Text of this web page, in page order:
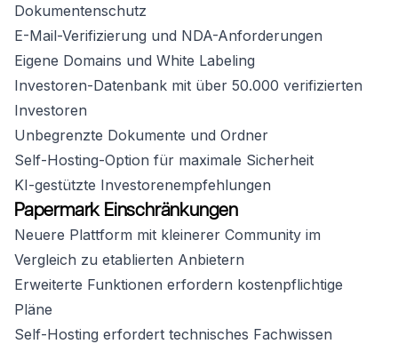
Dokumentenschutz
E-Mail-Verifizierung und NDA-Anforderungen
Eigene Domains und White Labeling
Investoren-Datenbank mit über 50.000 verifizierten
Investoren
Unbegrenzte Dokumente und Ordner
Self-Hosting-Option für maximale Sicherheit
KI-gestützte Investorenempfehlungen
Papermark Einschränkungen
Neuere Plattform mit kleinerer Community im
Vergleich zu etablierten Anbietern
Erweiterte Funktionen erfordern kostenpflichtige
Pläne
Self-Hosting erfordert technisches Fachwissen